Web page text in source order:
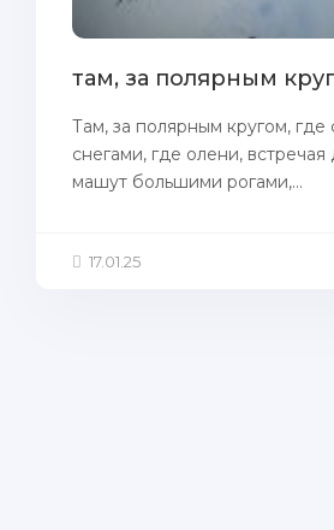
там, за полярным
Там, за полярным кругом, где
снегами, где олени, встречая
машут большими рогами,...
17.01.25